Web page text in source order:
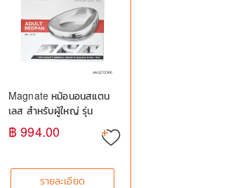
Magnate หม้อนอนสแตน
เลส สำหรับผู้ใหญ่ รุ่น
0101 – หม้อนอนผู้ป่วย ผู้
สูงอายุ, กระโถนผู้ป่วย,
เตียง
฿ 994.00
รายละเอียด